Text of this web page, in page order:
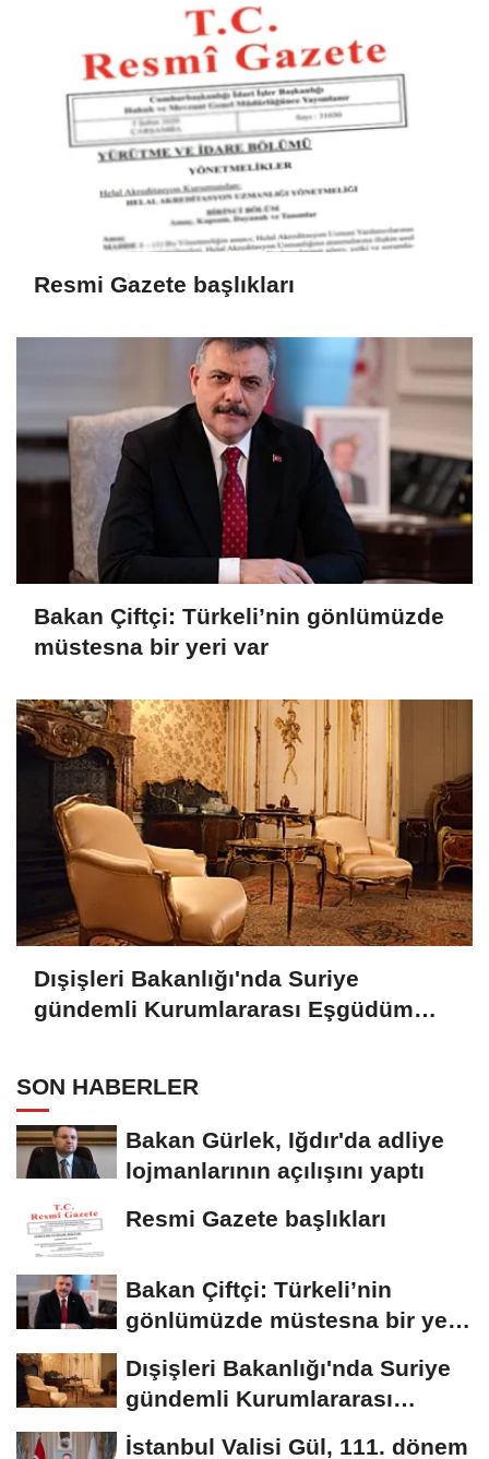
Resmi Gazete başlıkları
Bakan Çiftçi: Türkeli’nin gönlümüzde
müstesna bir yeri var
Dışişleri Bakanlığı'nda Suriye
gündemli Kurumlararası Eşgüdüm
SON HABERLER
Bakan Gürlek, Iğdır'da adliye
lojmanlarının açılışını yaptı
Resmi Gazete başlıkları
Bakan Çiftçi: Türkeli’nin
gönlümüzde müstesna bir yeri
Dışişleri Bakanlığı'nda Suriye
gündemli Kurumlararası
Eşgüdüm...
İstanbul Valisi Gül, 111. dönem